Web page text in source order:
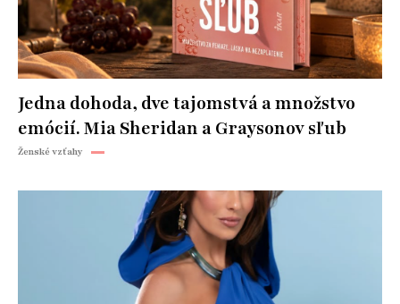
Jedna dohoda, dve tajomstvá a množstvo
emócií. Mia Sheridan a Graysonov sľub
Ženské vzťahy